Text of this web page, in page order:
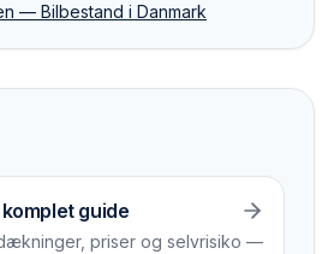
— Bilbestand i Danmark
guide
priser og selvrisiko —